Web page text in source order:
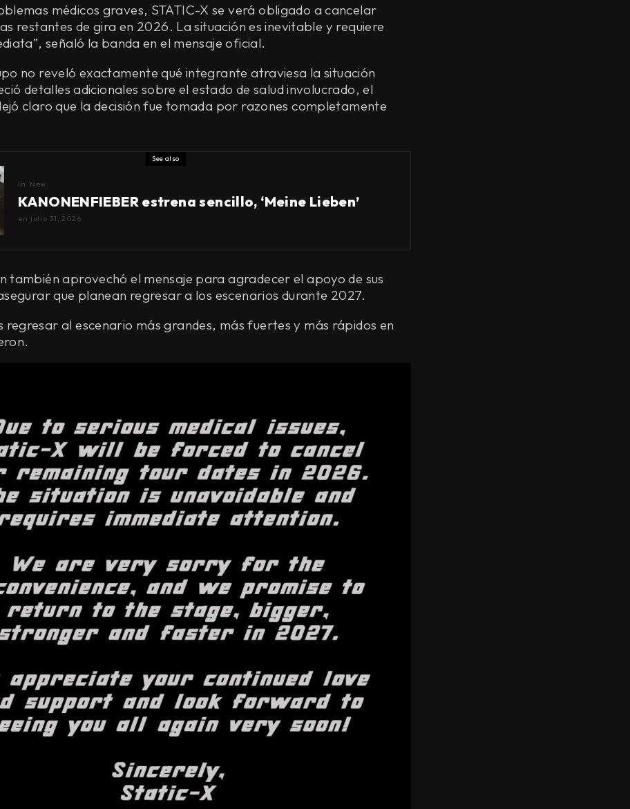
médicos graves, STATIC-X se verá obligado a cancelar
restantes de gira en 2026. La situación es inevitable y requiere
señaló la banda en el mensaje oficial.
no reveló exactamente qué integrante atraviesa la situación
detalles adicionales sobre el estado de salud involucrado, el
claro que la decisión fue tomada por razones completamente
See also
In New
KANONENFIEBER estrena sencillo, ‘Meine Lieben’
en julio 31, 2026
también aprovechó el mensaje para agradecer el apoyo de sus
que planean regresar a los escenarios durante 2027.
regresar al escenario más grandes, más fuertes y más rápidos en